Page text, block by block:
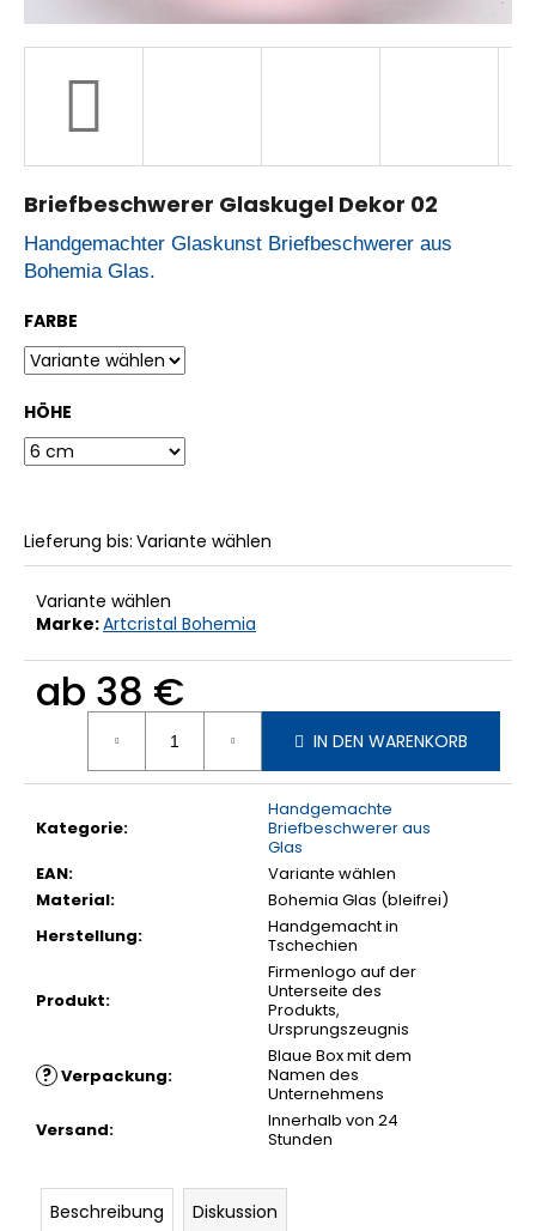
Briefbeschwerer Glaskugel Dekor 02
Handgemachter Glaskunst Briefbeschwerer aus
Bohemia Glas.
FARBE
HÖHE
Lieferung bis: Variante wählen
Variante wählen
Marke:Artcristal Bohemia
ab 38 €
IN DEN WARENKORB
Kategorie:
Handgemachte
Briefbeschwerer aus
Glas
EAN:
Variante wählen
Material:
Bohemia Glas (bleifrei)
Herstellung:
Handgemacht in
Tschechien
Produkt:
Firmenlogo auf der
Unterseite des
Produkts,
Ursprungszeugnis
? Verpackung:
Blaue Box mit dem
Namen des
Unternehmens
Versand:
Innerhalb von 24
Stunden
Beschreibung Diskussion
p
e
h
l
e